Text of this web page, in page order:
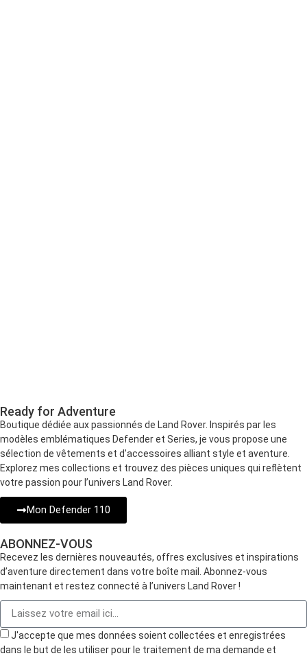
Ready for Adventure
Boutique dédiée aux passionnés de Land Rover. Inspirés par les
modèles emblématiques Defender et Series, je vous propose une
sélection de vêtements et d’accessoires alliant style et aventure.
Explorez mes collections et trouvez des pièces uniques qui reflètent
votre passion pour l’univers Land Rover.
Mon Defender 110
ABONNEZ-VOUS
Recevez les dernières nouveautés, offres exclusives et inspirations
d’aventure directement dans votre boîte mail. Abonnez-vous
maintenant et restez connecté à l’univers Land Rover !
J'accepte que mes données soient collectées et enregistrées
dans le but de les utiliser pour le traitement de ma demande et